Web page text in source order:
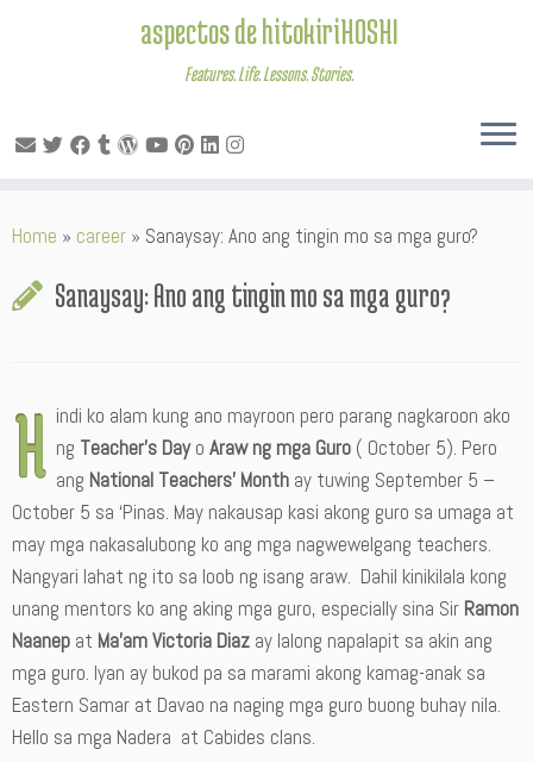
to
aspectos de hitokiriHOSHI
Features. Life. Lessons. Stories.
Home » career » Sanaysay: Ano ang tingin mo sa mga guro?
Sanaysay: Ano ang tingin mo sa mga guro?
H indi ko alam kung ano mayroon pero parang nagkaroon ako
ng Teacher’s Dayo Araw ng mga Guro ( October 5). Pero
ang National Teachers’ Month ay tuwing September 5 –
October 5 sa ‘Pinas. May nakausap kasi akong guro sa umaga at
may mga nakasalubong ko ang mga nagwewelgang teachers.
Nangyari lahat ng ito sa loob ng isang araw. Dahil kinikilala kong
unang mentors ko ang aking mga guro, especially sina Sir Ramon
Naanep at Ma’am Victoria Diaz ay lalong napalapit sa akin ang
mga guro. Iyan ay bukod pa sa marami akong kamag-anak sa
Eastern Samar at Davao na naging mga guro buong buhay nila.
Hello sa mga Nadera at Cabides clans.